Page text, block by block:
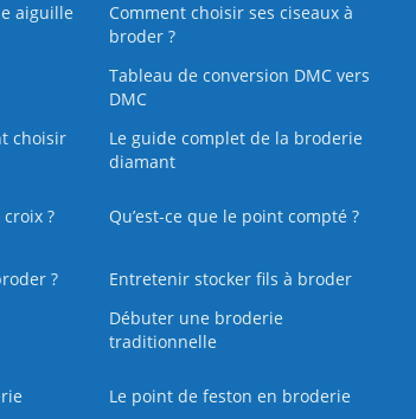
aiguille
Comment choisir ses ciseaux à
broder ?
Tableau de conversion DMC vers
DMC
choisir
Le guide complet de la broderie
diamant
?
Qu’est-ce que le point compté ?
?
Entretenir stocker fils à broder
Débuter une broderie
traditionnelle
Le point de feston en broderie